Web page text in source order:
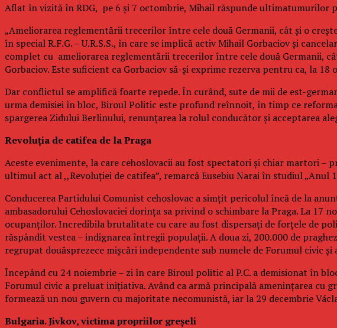
Aflat în vizită în RDG, pe 6 şi 7 octombrie, Mihail răspunde ultimatumurilor
„Ameliorarea reglementării trecerilor între cele două Germanii, cât şi o
în special R.F.G. – U.R.S.S., în care se implică activ Mihail Gorbaciov şi
complet cu ameliorarea reglementării trecerilor între cele două Germanii,
Gorbaciov. Este suficient ca Gorbaciov să-şi exprime rezerva pentru ca, la
Dar conflictul se amplifică foarte repede. În curând, sute de mii de est-
urma demisiei în bloc, Biroul Politic este profund reînnoit, în timp ce
spargerea Zidului Berlinului, renunţarea la rolul conducător şi acceptarea
Revoluţia de catifea de la Praga
Aceste evenimente, la care cehoslovacii au fost spectatori şi chiar martori
ultimul act al ,,Revoluţiei de catifea”, remarcă Eusebiu Narai în studiul „Anul
Conducerea Partidului Comunist cehoslovac a simţit pericolul încă de la
ambasadorului Cehoslovaciei dorinţa sa privind o schimbare la Praga. La
ocupanţilor. Incredibila brutalitate cu care au fost dispersaţi de forţele de
răspândit vestea – indignarea întregii populaţii. A doua zi, 200.000 de
regrupat douăsprezece mişcări independente sub numele de Forumul civic
Începând cu 24 noiembrie – zi în care Biroul politic al P.C. a demisionat în
Forumul civic a preluat iniţiativa. Având ca armă principală ameninţarea cu
formează un nou guvern cu majoritate necomunistă, iar la 29 decembrie
Bulgaria. Jivkov, victima propriilor greşeli